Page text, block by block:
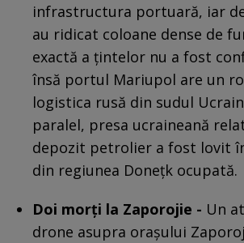
infrastructura portuară, iar
au ridicat coloane dense de
exactă a țintelor nu a fost
însă portul Mariupol are un
logistica rusă din sudul
paralel, presa ucraineană
depozit petrolier a fost lovit
din regiunea Donețk ocupată.
Doi morți la Zaporojie - Un
drone asupra orașului